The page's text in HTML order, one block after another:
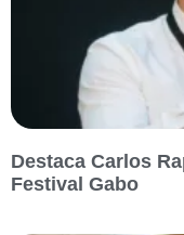
Destaca Carlos
Festival Gabo